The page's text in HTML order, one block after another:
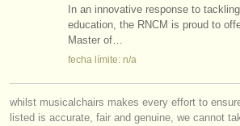
jóvenes orquestas
contáctenos
In an innovative response to
education, the RNCM is proud to
Master of…
fecha límite: n/a
whilst musicalchairs makes every effort to
listed is accurate, fair and genuine, we cannot